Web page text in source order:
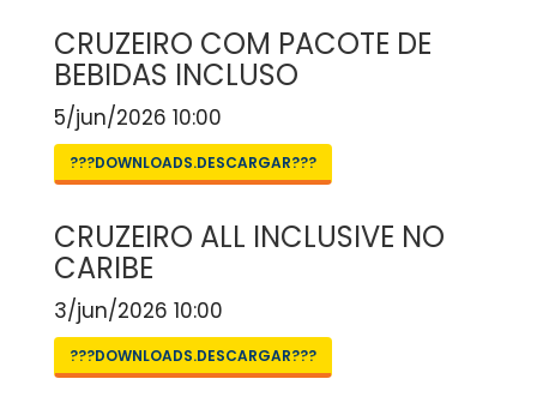
CRUZEIRO COM PACOTE DE
BEBIDAS INCLUSO
5/jun/2026 10:00
???DOWNLOADS.DESCARGAR???
CRUZEIRO ALL INCLUSIVE NO
CARIBE
3/jun/2026 10:00
???DOWNLOADS.DESCARGAR???